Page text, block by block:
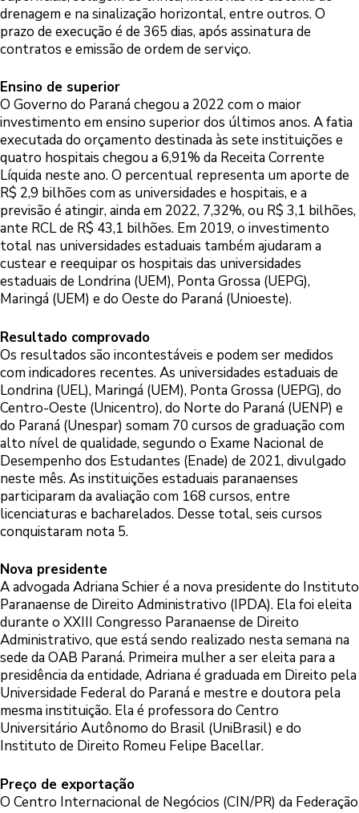
drenagem e na sinalização horizontal, entre outros. O
prazo de execução é de 365 dias, após assinatura de
contratos e emissão de ordem de serviço.
Ensino de superior
O Governo do Paraná chegou a 2022 com o maior
investimento em ensino superior dos últimos anos. A fatia
executada do orçamento destinada às sete instituições e
quatro hospitais chegou a 6,91% da Receita Corrente
Líquida neste ano. O percentual representa um aporte de
R$ 2,9 bilhões com as universidades e hospitais, e a
previsão é atingir, ainda em 2022, 7,32%, ou R$ 3,1 bilhões,
ante RCL de R$ 43,1 bilhões. Em 2019, o investimento
total nas universidades estaduais também ajudaram a
custear e reequipar os hospitais das universidades
estaduais de Londrina (UEM), Ponta Grossa (UEPG),
Maringá (UEM) e do Oeste do Paraná (Unioeste).
Resultado comprovado
Os resultados são incontestáveis e podem ser medidos
com indicadores recentes. As universidades estaduais de
Londrina (UEL), Maringá (UEM), Ponta Grossa (UEPG), do
Centro-Oeste (Unicentro), do Norte do Paraná (UENP) e
do Paraná (Unespar) somam 70 cursos de graduação com
alto nível de qualidade, segundo o Exame Nacional de
Desempenho dos Estudantes (Enade) de 2021, divulgado
neste mês. As instituições estaduais paranaenses
participaram da avaliação com 168 cursos, entre
licenciaturas e bacharelados. Desse total, seis cursos
conquistaram nota 5.
Nova presidente
A advogada Adriana Schier é a nova presidente do Instituto
Paranaense de Direito Administrativo (IPDA). Ela foi eleita
durante o XXIII Congresso Paranaense de Direito
Administrativo, que está sendo realizado nesta semana na
sede da OAB Paraná. Primeira mulher a ser eleita para a
presidência da entidade, Adriana é graduada em Direito pela
Universidade Federal do Paraná e mestre e doutora pela
mesma instituição. Ela é professora do Centro
Universitário Autônomo do Brasil (UniBrasil) e do
Instituto de Direito Romeu Felipe Bacellar.
Preço de exportação
O Centro Internacional de Negócios (CIN/PR) da Federação